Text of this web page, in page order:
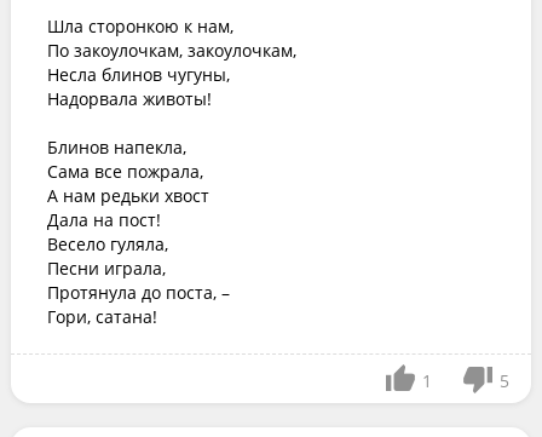
Шла сторонкою к нам,
По закоулочкам, закоулочкам,
Несла блинов чугуны,
Надорвала животы!
Блинов напекла,
Сама все пожрала,
А нам редьки хвост
Дала на пост!
Весело гуляла,
Песни играла,
Протянула до поста, –
Гори, сатана!
1 5